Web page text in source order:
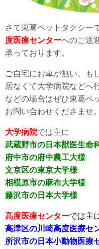
さて東葛ペットタクシー
度医療センターへのご送
承っております。
ご自宅にお車が無い、も
居なくて大学病院などへ
などの場合はぜひ東葛ペ
お問い合わせくださませ。
大学病院では主に
武蔵野市の日本獣医生命
府中市の府中農工大様
文京区の東京大学様
相模原市の麻布大学様
藤沢市の日本大学様
高度医療センターでは主
高津区の川崎高度医療セ
所沢市の日本小動物医療